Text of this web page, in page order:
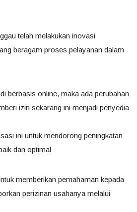
telah melakukan inovasi
beragam proses pelayanan dalam
berbasis online, maka ada perubahan
izin sekarang ini menjadi penyedia
ini untuk mendorong peningkatan
dan optimal
memberikan pemahaman kepada
perizinan usahanya melalui